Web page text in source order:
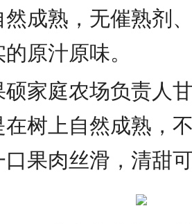
成熟，无催熟剂
原汁原味。
硕家庭农场负责人
在树上自然成熟，
果肉丝滑，清甜